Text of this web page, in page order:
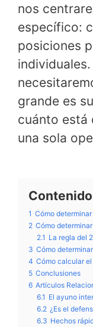
nos
específico:
posiciones
grande es
cuánto está
una sola
1 Cómo
2 Cómo
2.1 La regla del
3 Cómo
4 Cómo calcular
5 Conclusiones
6 Artículos
6.1 El ayuno
6.2 ¿Es el
6.3 Hechos